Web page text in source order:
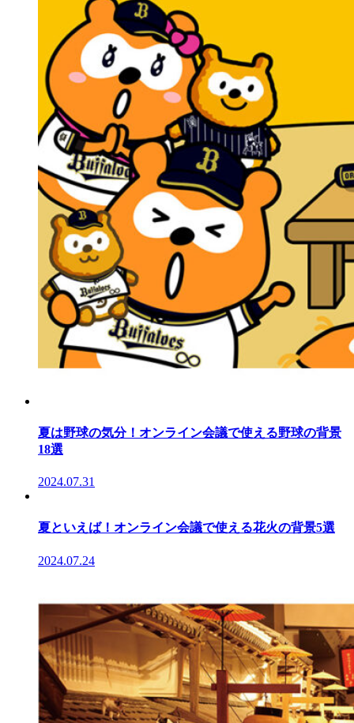
夏は野球の気分！オンライン会議で使える野球の背景
18選
2024.07.31
夏といえば！オンライン会議で使える花火の背景5選
2024.07.24